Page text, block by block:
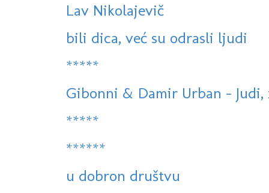
Lav Nikolajevič
bili dica, već su odrasli ljudi
*****
Gibonni & Damir Urban -
*****
******
u dobron društvu